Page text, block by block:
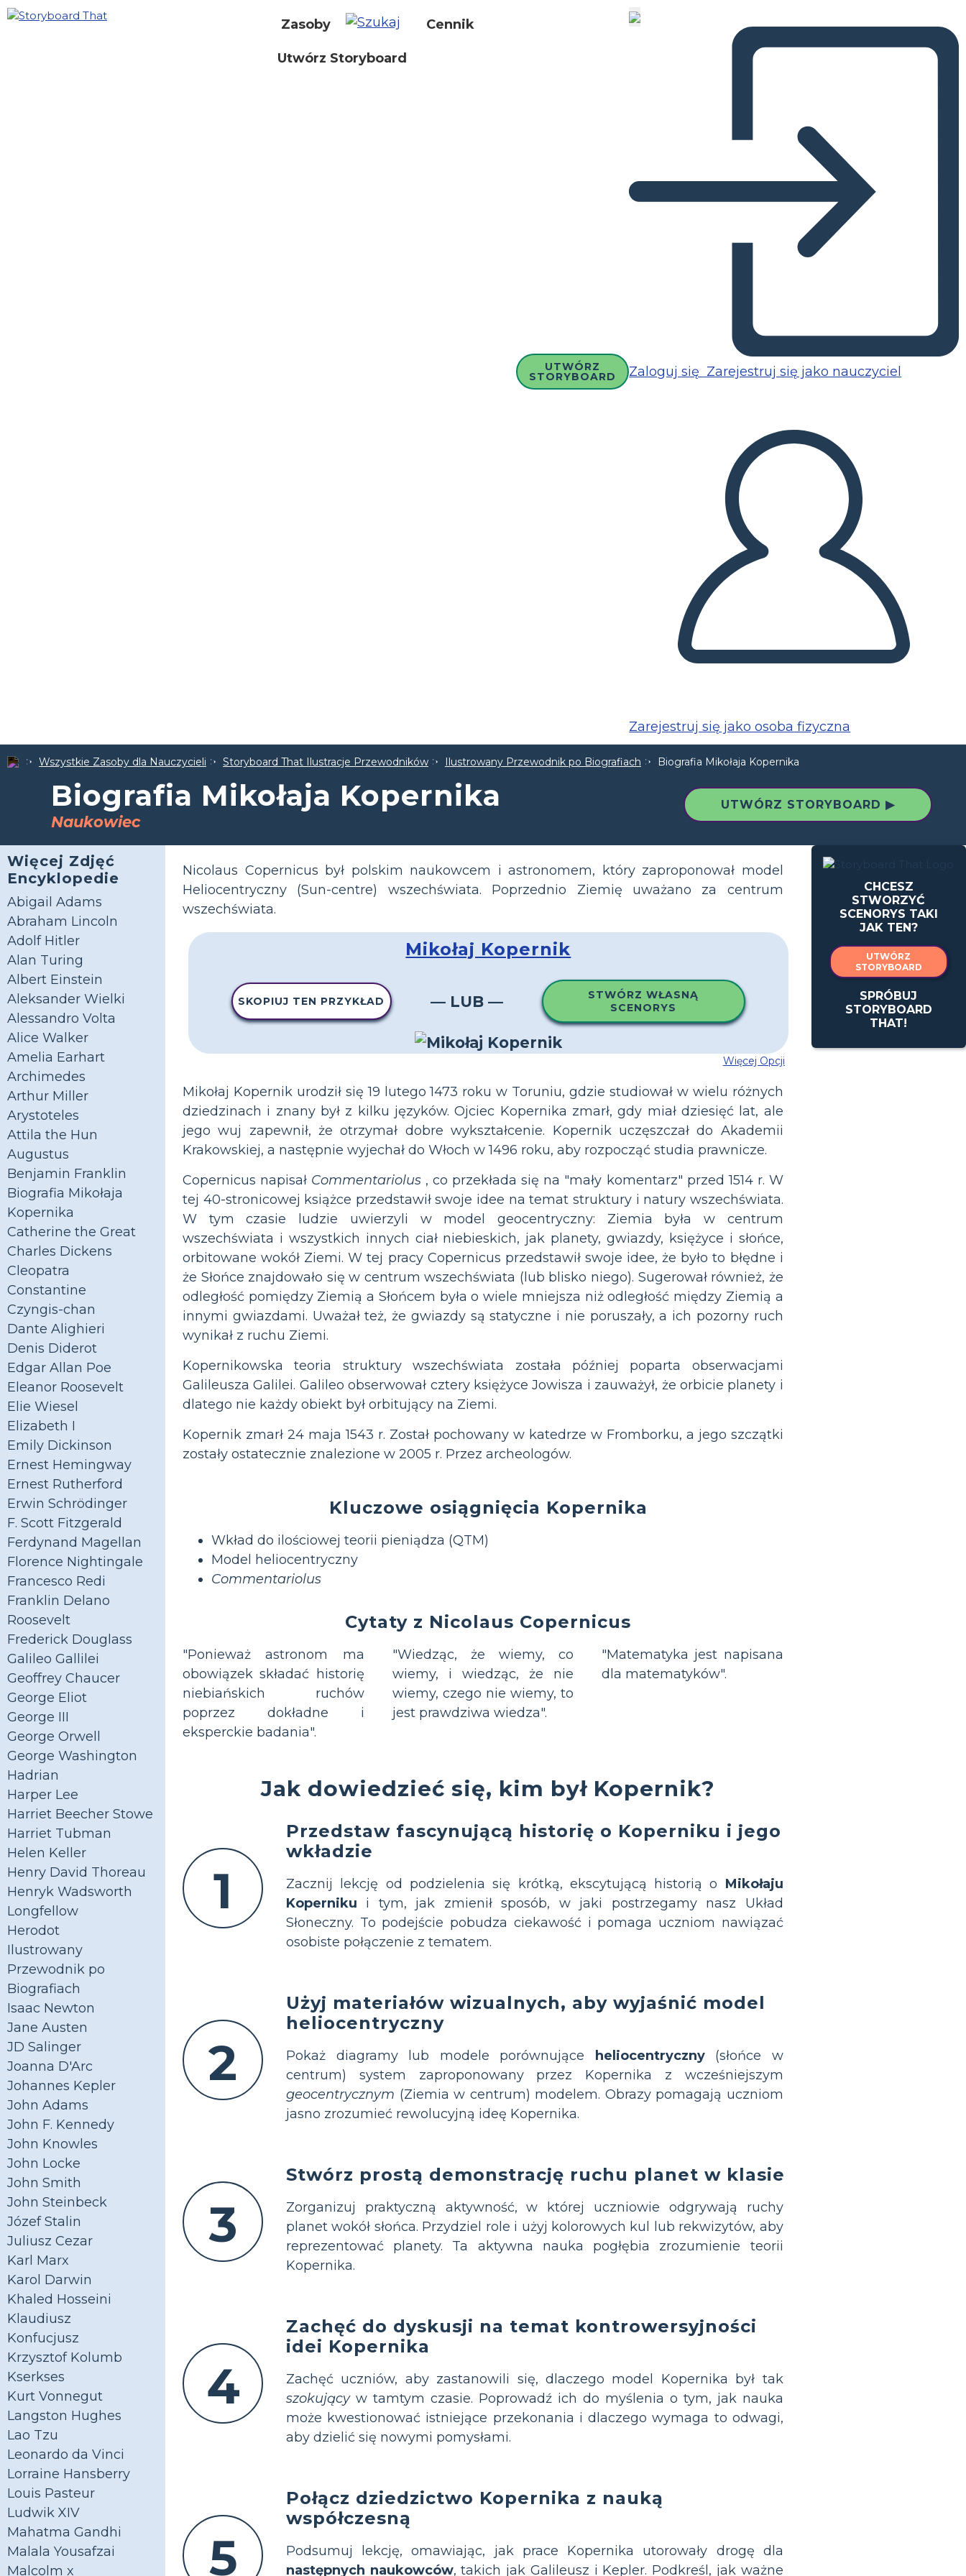
Zasoby Cennik
Utwórz Storyboard
UTWÓRZ
STORYBOARD Zaloguj się Zarejestruj się jako nauczyciel
Zarejestruj się jako osoba fizyczna
Wszystkie Zasoby dla Nauczycieli Storyboard That Ilustracje Przewodników Ilustrowany Przewodnik po Biografiach Biografia Mikołaja Kopernika
Biografia Mikołaja Kopernika
Naukowiec
UTWÓRZ STORYBOARD ▶
Więcej Zdjęć
Encyklopedie
Abigail Adams
Abraham Lincoln
Adolf Hitler
Alan Turing
Albert Einstein
Aleksander Wielki
Alessandro Volta
Alice Walker
Amelia Earhart
Archimedes
Arthur Miller
Arystoteles
Attila the Hun
Augustus
Benjamin Franklin
Biografia Mikołaja
Kopernika
Catherine the Great
Charles Dickens
Cleopatra
Constantine
Czyngis-chan
Dante Alighieri
Denis Diderot
Edgar Allan Poe
Eleanor Roosevelt
Elie Wiesel
Elizabeth I
Emily Dickinson
Ernest Hemingway
Ernest Rutherford
Erwin Schrödinger
F. Scott Fitzgerald
Ferdynand Magellan
Florence Nightingale
Francesco Redi
Franklin Delano
Roosevelt
Frederick Douglass
Galileo Gallilei
Geoffrey Chaucer
George Eliot
George III
George Orwell
George Washington
Hadrian
Harper Lee
Harriet Beecher Stowe
Harriet Tubman
Helen Keller
Henry David Thoreau
Henryk Wadsworth
Longfellow
Herodot
Ilustrowany
Przewodnik po
Biografiach
Isaac Newton
Jane Austen
JD Salinger
Joanna D'Arc
Johannes Kepler
John Adams
John F. Kennedy
John Knowles
John Locke
John Smith
John Steinbeck
Józef Stalin
Juliusz Cezar
Karl Marx
Karol Darwin
Khaled Hosseini
Klaudiusz
Konfucjusz
Krzysztof Kolumb
Kserkses
Kurt Vonnegut
Langston Hughes
Lao Tzu
Leonardo da Vinci
Lorraine Hansberry
Louis Pasteur
Ludwik XIV
Mahatma Gandhi
Malala Yousafzai
Malcolm x
CHCESZ
STWORZYĆ
SCENORYS TAKI
JAK TEN?
UTWÓRZ
STORYBOARD
SPRÓBUJ
STORYBOARD
THAT!
Nicolaus Copernicus był polskim naukowcem i astronomem, który zaproponował model
Heliocentryczny (Sun-centre) wszechświata. Poprzednio Ziemię uważano za centrum
wszechświata.
Mikołaj Kopernik
SKOPIUJ TEN PRZYKŁAD — LUB —
STWÓRZ WŁASNĄ
SCENORYS
Więcej Opcji
Mikołaj Kopernik urodził się 19 lutego 1473 roku w Toruniu, gdzie studiował w wielu różnych
dziedzinach i znany był z kilku języków. Ojciec Kopernika zmarł, gdy miał dziesięć lat, ale
jego wuj zapewnił, że otrzymał dobre wykształcenie. Kopernik uczęszczał do Akademii
Krakowskiej, a następnie wyjechał do Włoch w 1496 roku, aby rozpocząć studia prawnicze.
Copernicus napisał Commentariolus , co przekłada się na "mały komentarz" przed 1514 r. W
tej 40-stronicowej książce przedstawił swoje idee na temat struktury i natury wszechświata.
W tym czasie ludzie uwierzyli w model geocentryczny: Ziemia była w centrum
wszechświata i wszystkich innych ciał niebieskich, jak planety, gwiazdy, księżyce i słońce,
orbitowane wokół Ziemi. W tej pracy Copernicus przedstawił swoje idee, że było to błędne i
że Słońce znajdowało się w centrum wszechświata (lub blisko niego). Sugerował również, że
odległość pomiędzy Ziemią a Słońcem była o wiele mniejsza niż odległość między Ziemią a
innymi gwiazdami. Uważał też, że gwiazdy są statyczne i nie poruszały, a ich pozorny ruch
wynikał z ruchu Ziemi.
Kopernikowska teoria struktury wszechświata została później poparta obserwacjami
Galileusza Galilei. Galileo obserwował cztery księżyce Jowisza i zauważył, że orbicie planety i
dlatego nie każdy obiekt był orbitujący na Ziemi.
Kopernik zmarł 24 maja 1543 r. Został pochowany w katedrze w Fromborku, a jego szczątki
zostały ostatecznie znalezione w 2005 r. Przez archeologów.
Kluczowe osiągnięcia Kopernika
Wkład do ilościowej teorii pieniądza (QTM)
Model heliocentryczny
Commentariolus
Cytaty z Nicolaus Copernicus
"Ponieważ astronom ma
obowiązek składać historię
niebiańskich ruchów
poprzez dokładne i
eksperckie badania".
"Wiedząc, że wiemy, co
wiemy, i wiedząc, że nie
wiemy, czego nie wiemy, to
jest prawdziwa wiedza".
"Matematyka jest napisana
dla matematyków".
Jak dowiedzieć się, kim był Kopernik?
1
Przedstaw fascynującą historię o Koperniku i jego
wkładzie
Zacznij lekcję od podzielenia się krótką, ekscytującą historią o Mikołaju
Koperniku i tym, jak zmienił sposób, w jaki postrzegamy nasz Układ
Słoneczny. To podejście pobudza ciekawość i pomaga uczniom nawiązać
osobiste połączenie z tematem.
2
Użyj materiałów wizualnych, aby wyjaśnić model
heliocentryczny
Pokaż diagramy lub modele porównujące heliocentryczny(słońce w
centrum) system zaproponowany przez Kopernika z wcześniejszym
geocentrycznym (Ziemia w centrum) modelem. Obrazy pomagają uczniom
jasno zrozumieć rewolucyjną ideę Kopernika.
3
Stwórz prostą demonstrację ruchu planet w klasie
Zorganizuj praktyczną aktywność, w której uczniowie odgrywają ruchy
planet wokół słońca. Przydziel role i użyj kolorowych kul lub rekwizytów, aby
reprezentować planety. Ta aktywna nauka pogłębia zrozumienie teorii
Kopernika.
4
Zachęć do dyskusji na temat kontrowersyjności
idei Kopernika
Zachęć uczniów, aby zastanowili się, dlaczego model Kopernika był tak
szokującyw tamtym czasie. Poprowadź ich do myślenia o tym, jak nauka
może kwestionować istniejące przekonania i dlaczego wymaga to odwagi,
aby dzielić się nowymi pomysłami.
5
Połącz dziedzictwo Kopernika z nauką
współczesną
Podsumuj lekcję, omawiając, jak prace Kopernika utorowały drogę dla
następnych naukowców, takich jak Galileusz i Kepler. Podkreśl, jak ważne